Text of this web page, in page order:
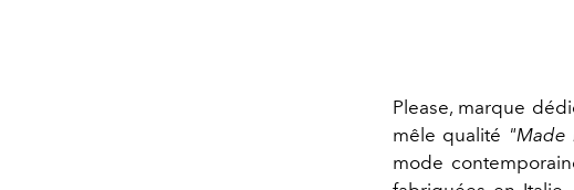
Please, marque
mêle qualité "Made
mode